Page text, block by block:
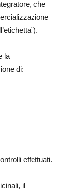
che
la
di:
effettuati.
il